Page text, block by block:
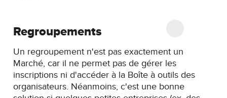
Regroupements
Un regroupement n'est pas exactement un
Marché, car il ne permet pas de gérer les
inscriptions ni d'accéder à la Boîte à outils des
organisateurs. Néanmoins, c'est une bonne